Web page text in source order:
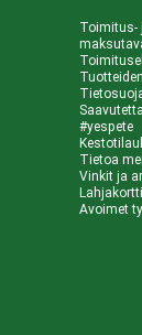
Toimitus-
#yespete
Tietoa
Vinkit ja
Lahjakortti
Avoimet